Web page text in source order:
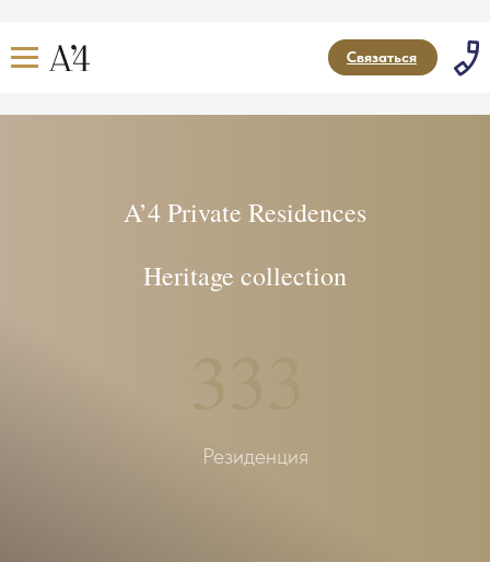
Связаться
A’4 Private Residences
Heritage collection
Резиденция